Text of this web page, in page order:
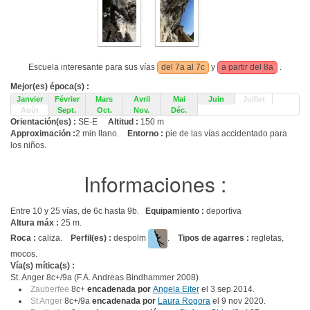
Escuela interesante para sus vías del 7a al 7c y a partir del 8a
.
Mejor(es) época(s) :
Janvier Février Mars Avril Mai Juin
Juillet
Août
Sept. Oct. Nov. Déc.
Orientación(es) : SE-E Altitud : 150 m
Approximación :2 min llano. Entorno : pie de las vías accidentado para
los niños.
Informaciones :
Entre 10 y 25 vías, de 6c hasta 9b. Equipamiento : deportiva
Altura máx : 25 m.
Roca : caliza. Perfil(es) : despolm . Tipos de agarres : regletas,
mocos.
Vía(s) mítica(s) :
St. Anger 8c+/9a (F.A. Andreas Bindhammer 2008)
Zauberfee 8c+ encadenada por Angela Eiter el 3 sep 2014.
St Anger 8c+/9a encadenada por Laura Rogora el 9 nov 2020.